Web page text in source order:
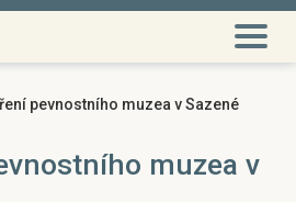
pevnostního muzea v Sazené
muzea v